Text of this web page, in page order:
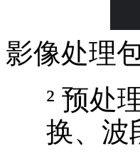
影像处理
² 预处
换、波